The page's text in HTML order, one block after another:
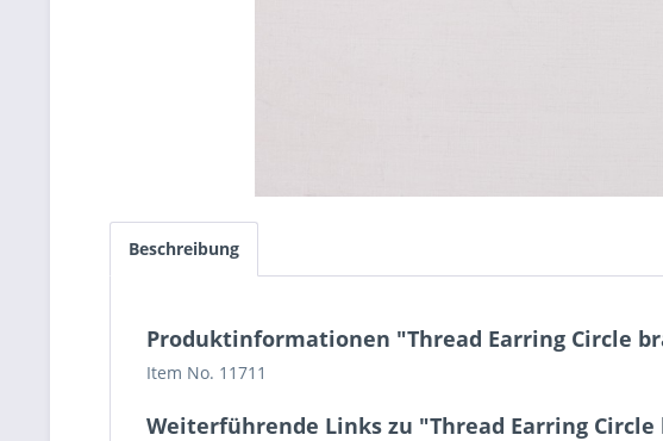
Beschreibung
Produktinformationen "Thread Earring Circle
Item No. 11711
Weiterführende Links zu "Thread Earring Circle